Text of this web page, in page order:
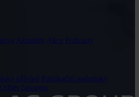
Aktuality Akce Podcasty
užívání Publikační podmínky
Odběr časopisu